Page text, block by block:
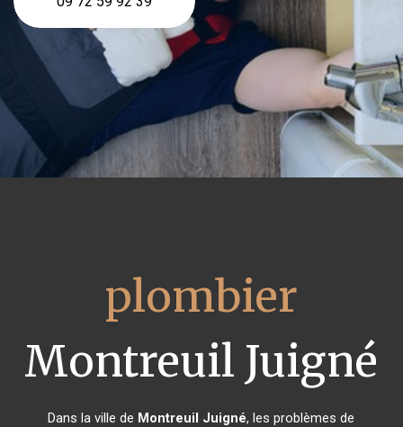
plombier
Montreuil Juigné
Dans la ville de Montreuil Juigné, les problèmes de